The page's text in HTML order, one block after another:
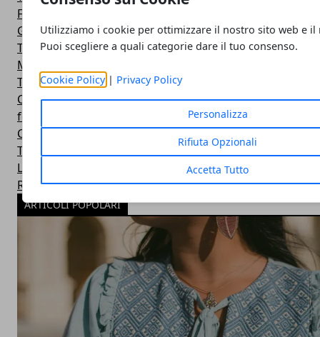
Utilizziamo i cookie per ottimizzare il nostro sito web e il
Puoi scegliere a quali categorie dare il tuo consenso.
Cookie Policy| Privacy Policy
Personalizza
Rifiuta Opzionali
Accetta Tutto
Facebook
Google
Trasporti
Microsoft
Twitter
Cucina
featured
Cinema e Fumetti
Top Ten
Linux
Real Kitchen
ARTICOLI POPOLARI